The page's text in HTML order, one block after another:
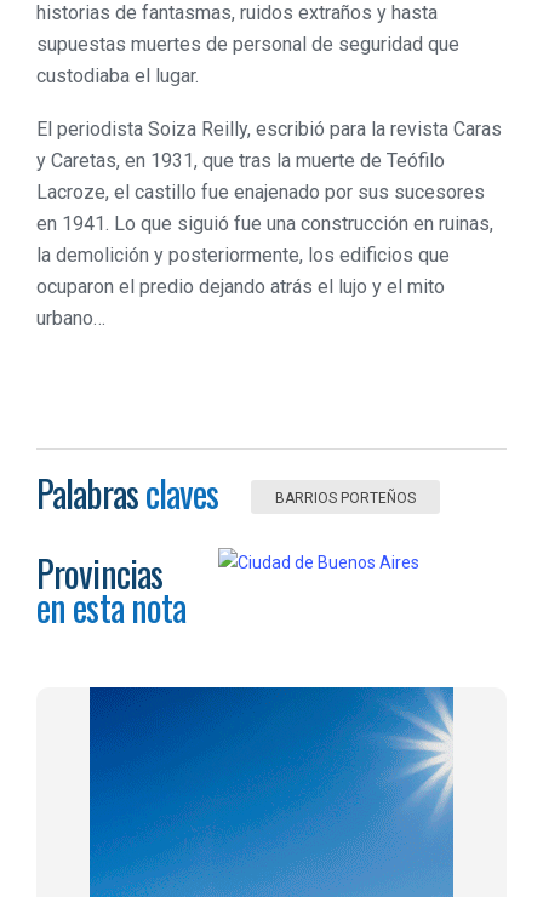
historias de fantasmas, ruidos extraños y hasta
supuestas muertes de personal de seguridad que
custodiaba el lugar.
El periodista Soiza Reilly, escribió para la revista Caras
y Caretas, en 1931, que tras la muerte de Teófilo
Lacroze, el castillo fue enajenado por sus sucesores
en 1941. Lo que siguió fue una construcción en ruinas,
la demolición y posteriormente, los edificios que
ocuparon el predio dejando atrás el lujo y el mito
urbano…
Palabrasclaves BARRIOS PORTEÑOS
Provincias
en esta nota